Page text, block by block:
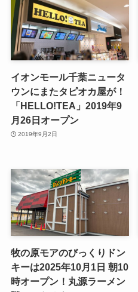
イオンモール千葉ニュータ
ウンにまたタピオカ屋が！
「HELLO!TEA」2019年9
月26日オープン
2019年9月2日
牧の原モアのびっくりドン
キーは2025年10月1日 朝10
時オープン！丸源ラーメン